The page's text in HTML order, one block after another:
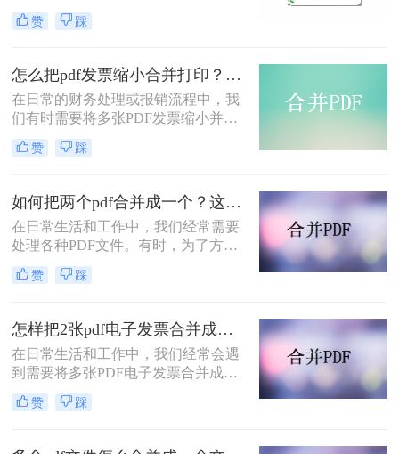
们可能需要将多个PDF文件合并为一
个，以便于查阅和分享。那么怎么合
的PDF合并方法，帮助您轻松实现
PDF文件的合并。
赞 踩
怎么把pdf发票缩小合并打印？分享三种方法帮助你解决！
​在日常的财务处理或报销流程中，我
们有时需要将多张PDF发票缩小并合
并后打印，以节省纸张并方便存档。
那么怎么把PDF发票缩小合并打印
助你轻松实现PDF发票的缩小合并打
印。
赞 踩
如何把两个pdf合并成一个？这两个方法就够用啦!
在日常生活和工作中，我们经常需要
处理各种PDF文件。有时，为了方便
查阅或存档，我们可能希望将多个
PDF文件合并成一个。本文将详细介
者轻松实现这一需求。
赞 踩
怎样把2张pdf电子发票合并成一张pdf？这两种方法很实用！
在日常生活和工作中，我们经常会遇
到需要将多张PDF电子发票合并成一
张的情况，以便于保存、打印或发送
给他人。下面将介绍怎样把2张PDF电
的需求。
赞 踩